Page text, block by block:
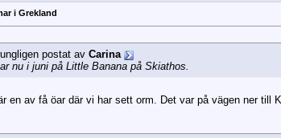
i Grekland
postat av Carina
nu i juni på Little Banana på Skiathos.
en av få öar där vi har sett orm. Det var på vägen ner till